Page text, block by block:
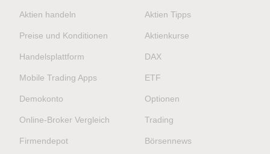
Aktien handeln
Preise und Konditionen
Handelsplattform
Mobile Trading Apps
Demokonto
Online-Broker Vergleich
Firmendepot
Aktien Tipps
Aktienkurse
DAX
ETF
Optionen
Trading
Börsennews